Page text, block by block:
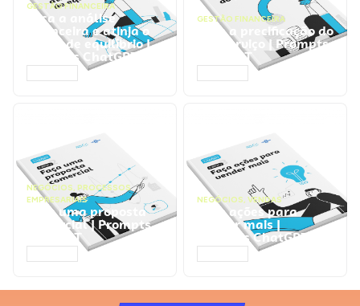
GESTÃO FINANCEIRA
Faça a análise
financeira e atinja o
ponto de equilíbrio |
Prompts ChatGPT
GESTÃO FINANCEIRA
Faça a precificação do
seu serviço | Prompts
ChatGPT
NEGÓCIOS, PROCESSOS
EMPRESARIAIS
Faça uma proposta
comercial | Prompts
ChatGPT
NEGÓCIOS, VENDAS
Faça ações para
vender mais |
Prompts ChatGPT